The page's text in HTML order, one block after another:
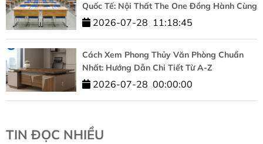
Quốc Tế: Nội Thất The One Đồng Hành Cùng
HUFLIT
2026-07-28 11:18:45
Cách Xem Phong Thủy Văn Phòng Chuẩn
Nhất: Hướng Dẫn Chi Tiết Từ A-Z
2026-07-28 00:00:00
TIN ĐỌC NHIỀU